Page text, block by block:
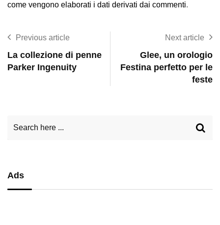
come vengono elaborati i dati derivati dai commenti.
Previous article
La collezione di penne
Parker Ingenuity
Next article
Glee, un orologio
Festina perfetto per le
feste
Ads